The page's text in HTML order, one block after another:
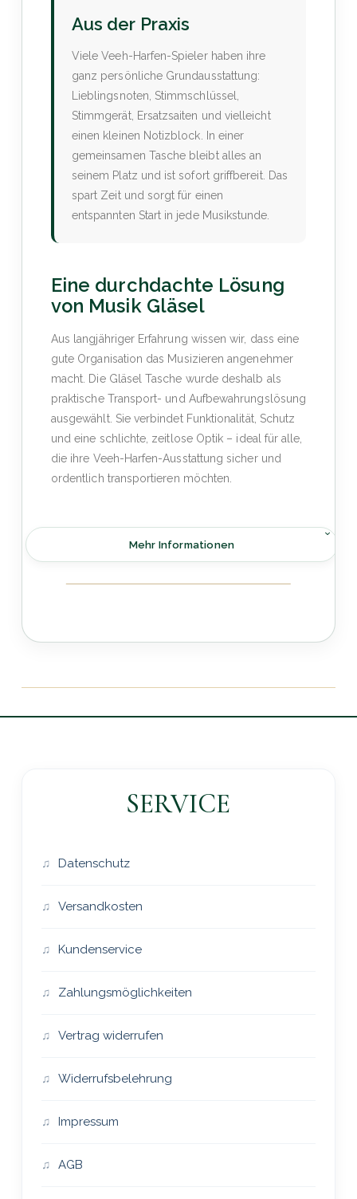
Aus der Praxis
Viele Veeh-Harfen-Spieler haben ihre
ganz persönliche Grundausstattung:
Lieblingsnoten, Stimmschlüssel,
Stimmgerät, Ersatzsaiten und vielleicht
einen kleinen Notizblock. In einer
gemeinsamen Tasche bleibt alles an
seinem Platz und ist sofort griffbereit. Das
spart Zeit und sorgt für einen
entspannten Start in jede Musikstunde.
Eine durchdachte Lösung
von Musik Gläsel
Aus langjähriger Erfahrung wissen wir, dass eine
gute Organisation das Musizieren angenehmer
macht. Die Gläsel Tasche wurde deshalb als
praktische Transport- und Aufbewahrungslösung
ausgewählt. Sie verbindet Funktionalität, Schutz
und eine schlichte, zeitlose Optik – ideal für alle,
die ihre Veeh-Harfen-Ausstattung sicher und
ordentlich transportieren möchten.
Mehr Informationen
SERVICE
Datenschutz
Versandkosten
Kundenservice
Zahlungsmöglichkeiten
Vertrag widerrufen
Widerrufsbelehrung
Impressum
AGB